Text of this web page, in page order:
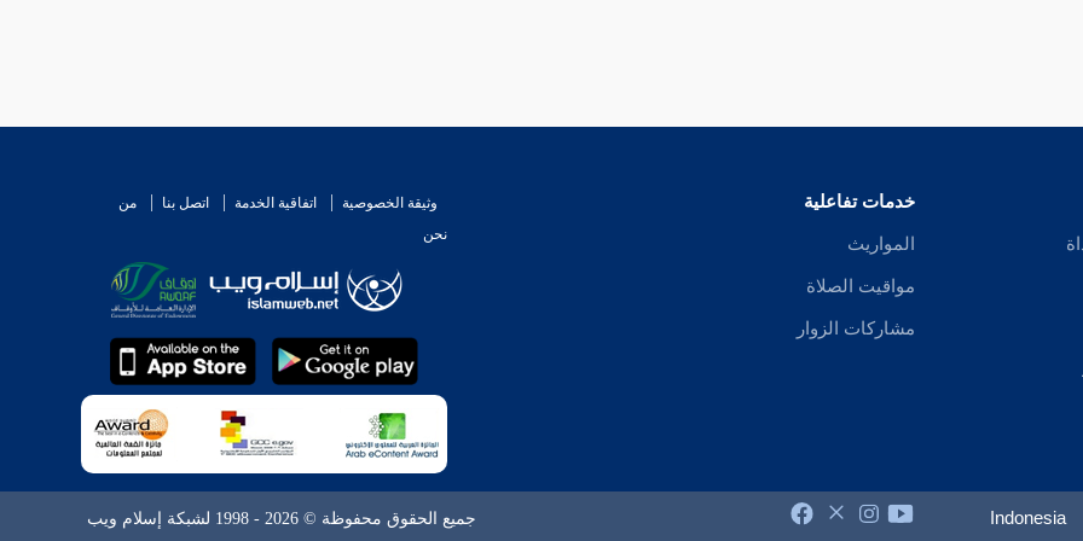
خدمات تفاعلية
المواريث
مواقيت الصلاة
مشاركات الزوار
وثيقة الخصوصية اتفاقية الخدمة اتصل بنا
من
نحن
Indonesia جميع الحقوق محفوظة © 2026 - 1998 لشبكة إسلام ويب